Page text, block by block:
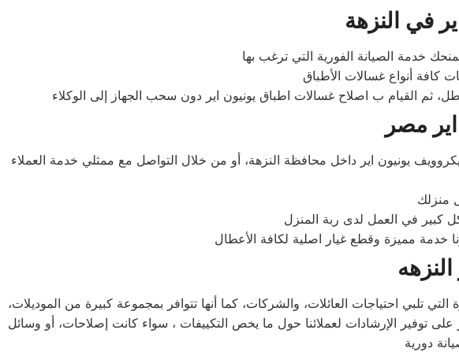
في النزهة
مصر
يونيون اير داخل محافظة النزهة، أو من خلال التواصل مع ممثلي خدمة العملاء
كبير في العمل لدى ربة المنزل
تلبي احتياجات العائلات، والشركات، كما أنها تتوافر بمجموعة كبيرة من الموديلات،
توفير الإرشادات لعملائنا حول ما يخص التكييفات ، سواء كانت إصلاحات، أو وسائل